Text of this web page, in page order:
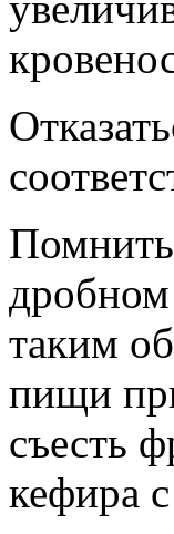
таким
пищи
съесть
кефира